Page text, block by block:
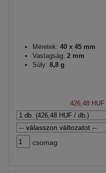
Méretek: 40 x 45 mm
Vastagság: 2 mm
Súly: 8,8 g
426,48 HUF
csomag